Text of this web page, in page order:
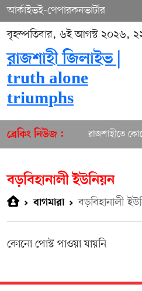
আর্কাইভই-পেপারকনভার্টার
বৃহস্পতিবার, ৬ই আগস্ট ২০২৬,
রাজশাহী জিলাইভ |
truth alone
triumphs
ব্রেকিং নিউজ : রাজশাহীতে
বড়বিহানালী ইউনিয়ন
বাগমারা বড়বিহানালী
কোনো পোস্ট পাওয়া যায়নি